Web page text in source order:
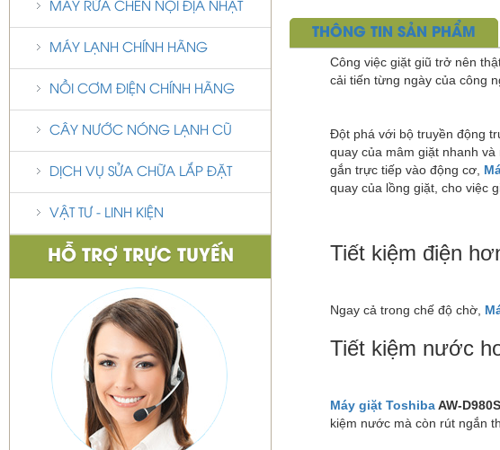
MÁY RỬA CHÉN NỘI ĐỊA NHẬT
MÁY LẠNH CHÍNH HÃNG
NỒI CƠM ĐIỆN CHÍNH HÃNG
CÂY NƯỚC NÓNG LẠNH CŨ
DỊCH VỤ SỬA CHỮA LẮP ĐẶT
VẬT TƯ - LINH KIỆN
HỖ TRỢ TRỰC TUYẾN
THÔNG TIN SẢN PHẨM
Công việc giặt giũ trở nên
cải tiến từng ngày của công
Đột phá với bộ truyền động
quay của mâm giặt nhanh
gắn trực tiếp vào động cơ,
quay của lồng giặt, cho việc
Tiết kiệm điện
Ngay cả trong chế độ chờ,
Tiết kiệm nước
Máy giặt ToshibaAW-
kiệm nước mà còn rút ngắn